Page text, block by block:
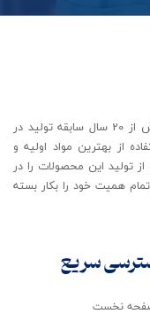
شرکت تجهیزات توانبخشی رهاورد مهر ایرانیان با بیش از 20 سال سابقه تولید در
از بهترین مواد اولیه و
تولید این محصولات را در
همیت خود را بکار بسته
نخست
سریع